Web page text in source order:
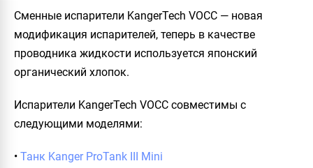
Сменные испарители KangerTech VOCC — новая
модификация испарителей, теперь в качестве
проводника жидкости используется японский
органический хлопок.
Испарители KangerTech VOCC совместимы с
следующими моделями:
• Танк Kanger ProTank III Mini